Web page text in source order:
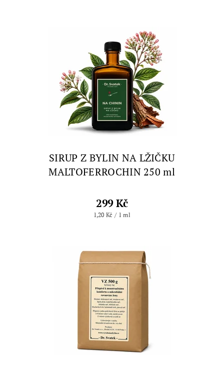
SIRUP Z BYLIN NA LŽIČKU
MALTOFERROCHIN 250 ml
299 Kč
1,20 Kč / 1 ml